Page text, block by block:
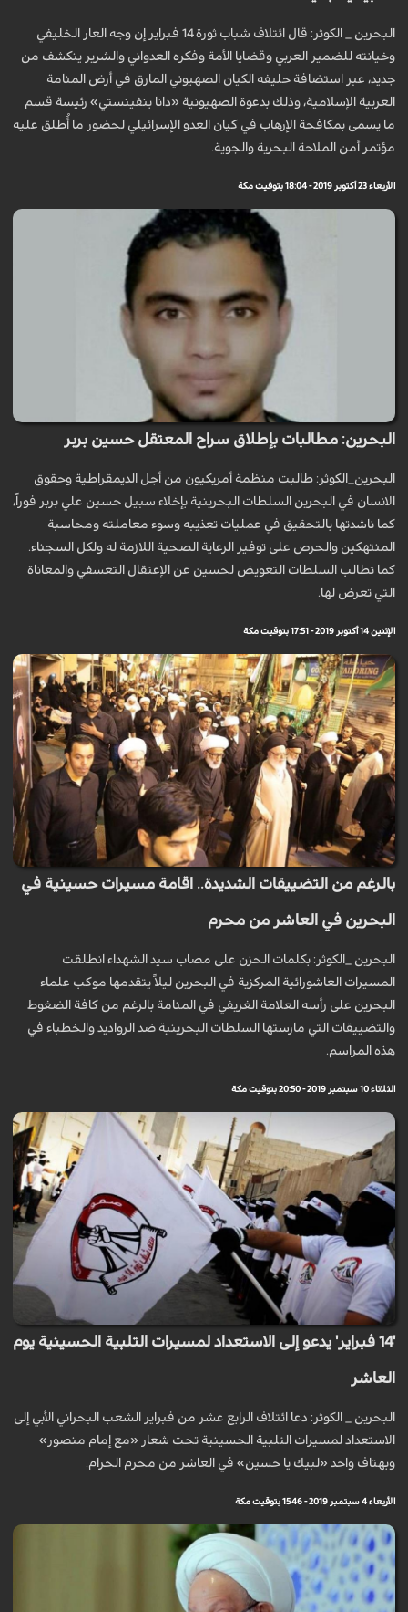
البحرين _ الكوثر: قال ائتلاف شباب ثورة 14 فبراير إن وجه العار الخليفي
وخيانته للضمير العربي وقضايا الأمة وفكره العدواني والشرير ينكشف من
جديد، عبر استضافة حليفه الكيان الصهيوني المارق في أرض المنامة
العربية الإسلامية، وذلك بدعوة الصهيونية «دانا بنفينستي» رئيسة قسم
ما يسمى بمكافحة الإرهاب في كيان العدو الإسرائيلي لحضور ما أُطلق عليه
مؤتمر أمن الملاحة البحرية والجوية.
الأربعاء 23 أكتوبر 2019 - 18:04 بتوقيت مكة
البحرين: مطالبات بإطلاق سراح المعتقل حسين بربر
البحرين_الكوثر: طالبت منظمة أمريكيون من أجل الديمقراطية وحقوق
الانسان في البحرين السلطات البحرينية بإخلاء سبيل حسين علي بربر فوراً،
كما ناشدتها بالتحقيق في عمليات تعذيبه وسوء معاملته ومحاسبة
المنتهكين والحرص على توفير الرعاية الصحية اللازمة له ولكل السجناء.
كما تطالب السلطات التعويض لحسين عن الإعتقال التعسفي والمعاناة
التي تعرض لها.
الإثنين 14 أكتوبر 2019 - 17:51 بتوقيت مكة
بالرغم من التضييقات الشديدة.. اقامة مسيرات حسينية في
البحرين في العاشر من محرم
البحرين _الكوثر: بكلمات الحزن على مصاب سيد الشهداء انطلقت
المسيرات العاشورائية المركزية في البحرين ليلاً يتقدمها موكب علماء
البحرين على رأسه العلامة الغريفي في المنامة بالرغم من كافة الضغوط
والتضييقات التي مارستها السلطات البحرينية ضد الرواديد والخطباء في
هذه المراسم.
الثلاثاء 10 سبتمبر 2019 - 20:50 بتوقيت مكة
'14 فبراير' يدعو إلى الاستعداد لمسيرات التلبية الحسينية يوم
العاشر
البحرين _ الكوثر: دعا ائتلاف الرابع عشر من فبراير الشعب البحراني الأبي إلى
الاستعداد لمسيرات التلبية الحسينية تحت شعار «مع إمام منصور»
وبهتاف واحد «لبيك يا حسين» في العاشر من محرم الحرام.
الأربعاء 4 سبتمبر 2019 - 15:46 بتوقيت مكة